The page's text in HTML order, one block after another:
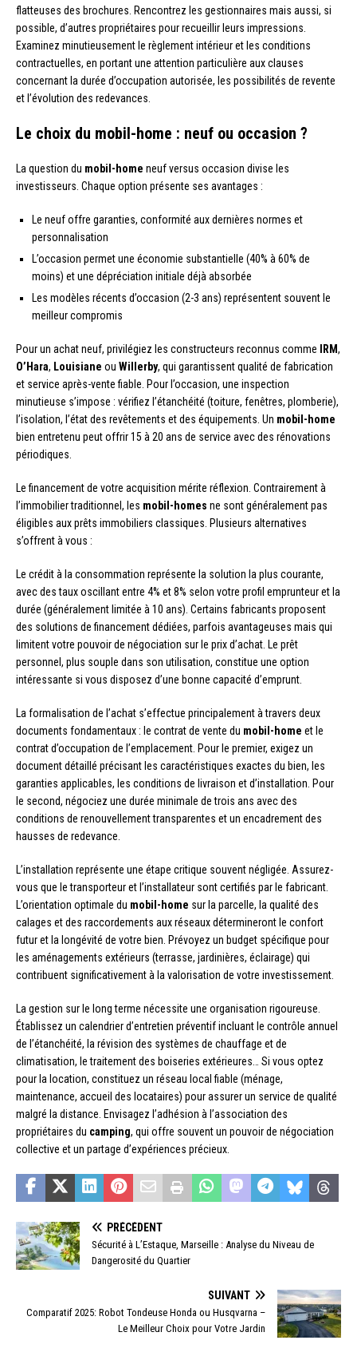
flatteuses des brochures. Rencontrez les gestionnaires mais aussi, si
possible, d’autres propriétaires pour recueillir leurs impressions.
Examinez minutieusement le règlement intérieur et les conditions
contractuelles, en portant une attention particulière aux clauses
concernant la durée d’occupation autorisée, les possibilités de revente
et l’évolution des redevances.
Le choix du mobil-home : neuf ou occasion ?
La question du mobil-home neuf versus occasion divise les
investisseurs. Chaque option présente ses avantages :
Le neuf offre garanties, conformité aux dernières normes et
personnalisation
L’occasion permet une économie substantielle (40% à 60% de
moins) et une dépréciation initiale déjà absorbée
Les modèles récents d’occasion (2-3 ans) représentent souvent le
meilleur compromis
Pour un achat neuf, privilégiez les constructeurs reconnus comme IRM,
O’Hara, Louisiane ou Willerby, qui garantissent qualité de fabrication
et service après-vente fiable. Pour l’occasion, une inspection
minutieuse s’impose : vérifiez l’étanchéité (toiture, fenêtres, plomberie),
l’isolation, l’état des revêtements et des équipements. Un mobil-home
bien entretenu peut offrir 15 à 20 ans de service avec des rénovations
périodiques.
Le financement de votre acquisition mérite réflexion. Contrairement à
l’immobilier traditionnel, les mobil-homes ne sont généralement pas
éligibles aux prêts immobiliers classiques. Plusieurs alternatives
s’offrent à vous :
Le crédit à la consommation représente la solution la plus courante,
avec des taux oscillant entre 4% et 8% selon votre profil emprunteur et la
durée (généralement limitée à 10 ans). Certains fabricants proposent
des solutions de financement dédiées, parfois avantageuses mais qui
limitent votre pouvoir de négociation sur le prix d’achat. Le prêt
personnel, plus souple dans son utilisation, constitue une option
intéressante si vous disposez d’une bonne capacité d’emprunt.
La formalisation de l’achat s’effectue principalement à travers deux
documents fondamentaux : le contrat de vente du mobil-home et le
contrat d’occupation de l’emplacement. Pour le premier, exigez un
document détaillé précisant les caractéristiques exactes du bien, les
garanties applicables, les conditions de livraison et d’installation. Pour
le second, négociez une durée minimale de trois ans avec des
conditions de renouvellement transparentes et un encadrement des
hausses de redevance.
L’installation représente une étape critique souvent négligée. Assurez-
vous que le transporteur et l’installateur sont certifiés par le fabricant.
L’orientation optimale du mobil-home sur la parcelle, la qualité des
calages et des raccordements aux réseaux détermineront le confort
futur et la longévité de votre bien. Prévoyez un budget spécifique pour
les aménagements extérieurs (terrasse, jardinières, éclairage) qui
contribuent significativement à la valorisation de votre investissement.
La gestion sur le long terme nécessite une organisation rigoureuse.
Établissez un calendrier d’entretien préventif incluant le contrôle annuel
de l’étanchéité, la révision des systèmes de chauffage et de
climatisation, le traitement des boiseries extérieures… Si vous optez
pour la location, constituez un réseau local fiable (ménage,
maintenance, accueil des locataires) pour assurer un service de qualité
malgré la distance. Envisagez l’adhésion à l’association des
propriétaires du camping, qui offre souvent un pouvoir de négociation
collective et un partage d’expériences précieux.
PRÉCÉDENT
Sécurité à L’Estaque, Marseille : Analyse du Niveau de
Dangerosité du Quartier
SUIVANT
Comparatif 2025: Robot Tondeuse Honda ou Husqvarna –
Le Meilleur Choix pour Votre Jardin